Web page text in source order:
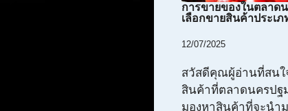
การขายของในตลาด
เลือกขายสินค้าประเภ
12/07/2025
สวัสดีคุณผู้อ่านที่สนใ
สินค้าที่ตลาดนครปฐ
มองหาสินค้าที่จะนำ